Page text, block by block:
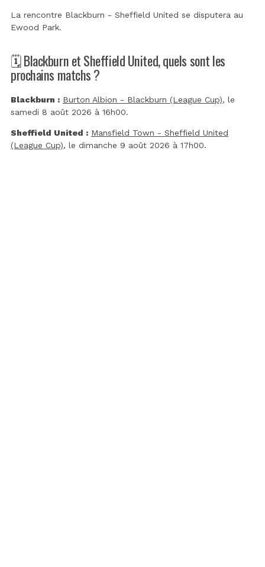
La rencontre Blackburn - Sheffield United se disputera au
Ewood Park.
🗓️ Blackburn et Sheffield United, quels sont les
prochains matchs ?
Blackburn : Burton Albion - Blackburn (League Cup), le
samedi 8 août 2026 à 16h00.
Sheffield United : Mansfield Town - Sheffield United
(League Cup), le dimanche 9 août 2026 à 17h00.